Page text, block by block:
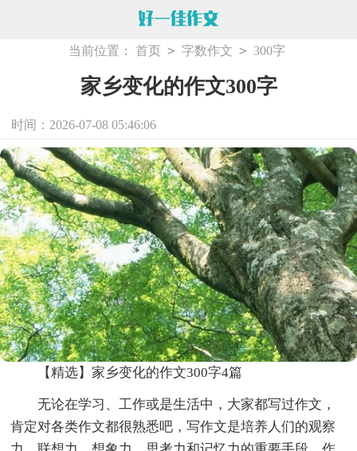
当前位置： 首页 > 字数作文 > 300字
家乡变化的作文300字
时间：2026-07-08 05:46:06
【精选】家乡变化的作文300字4篇
无论在学习、工作或是生活中，大家都写过作文，
肯定对各类作文都很熟悉吧，写作文是培养人们的观察